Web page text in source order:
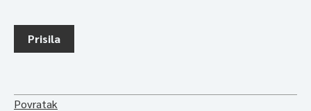
Prisila
Povratak